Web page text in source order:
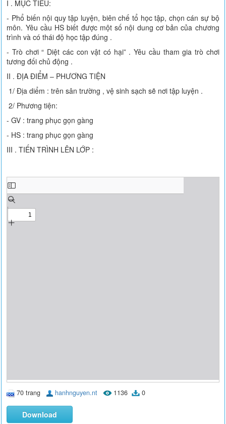
I . MỤC TIÊU:
- Phổ biến nội quy tập luyện, biên chế tổ học tập, chọn cán sự bộ
môn. Yêu cầu HS biết được một số nội dung cơ bản của chương
trình và có thái độ học tập đúng .
- Trò chơi “ Diệt các con vật có hại” . Yêu cầu tham gia trò chơi
tương đối chủ động .
II . ĐỊA ĐIỂM – PHƯƠNG TIỆN
1/ Địa diểm : trên sân trường , vệ sinh sạch sẽ nơi tập luyện .
2/ Phương tiện:
- GV : trang phục gọn gàng
- HS : trang phục gọn gàng
III . TIẾN TRÌNH LÊN LỚP :
70 trang hanhnguyen.nt 1136 0
Download